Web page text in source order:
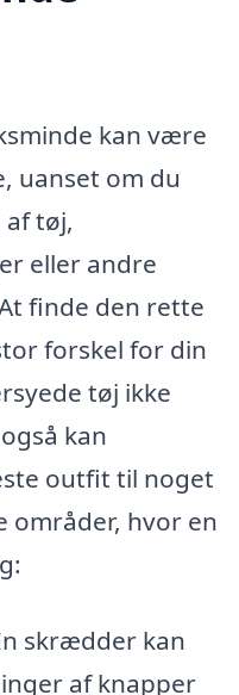
kan være
uanset om du
tøj,
eller andre
finde den rette
forskel for din
tøj ikke
kan
outfit til noget
områder, hvor en
skrædder kan
af knapper